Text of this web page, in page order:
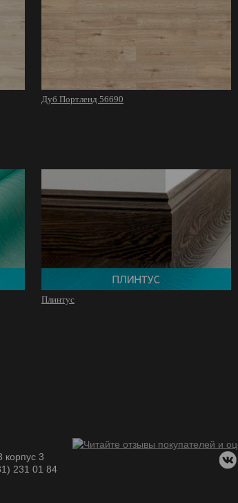
Дуб Портленд 56690
Плинтус
корпус 3
231 01 84